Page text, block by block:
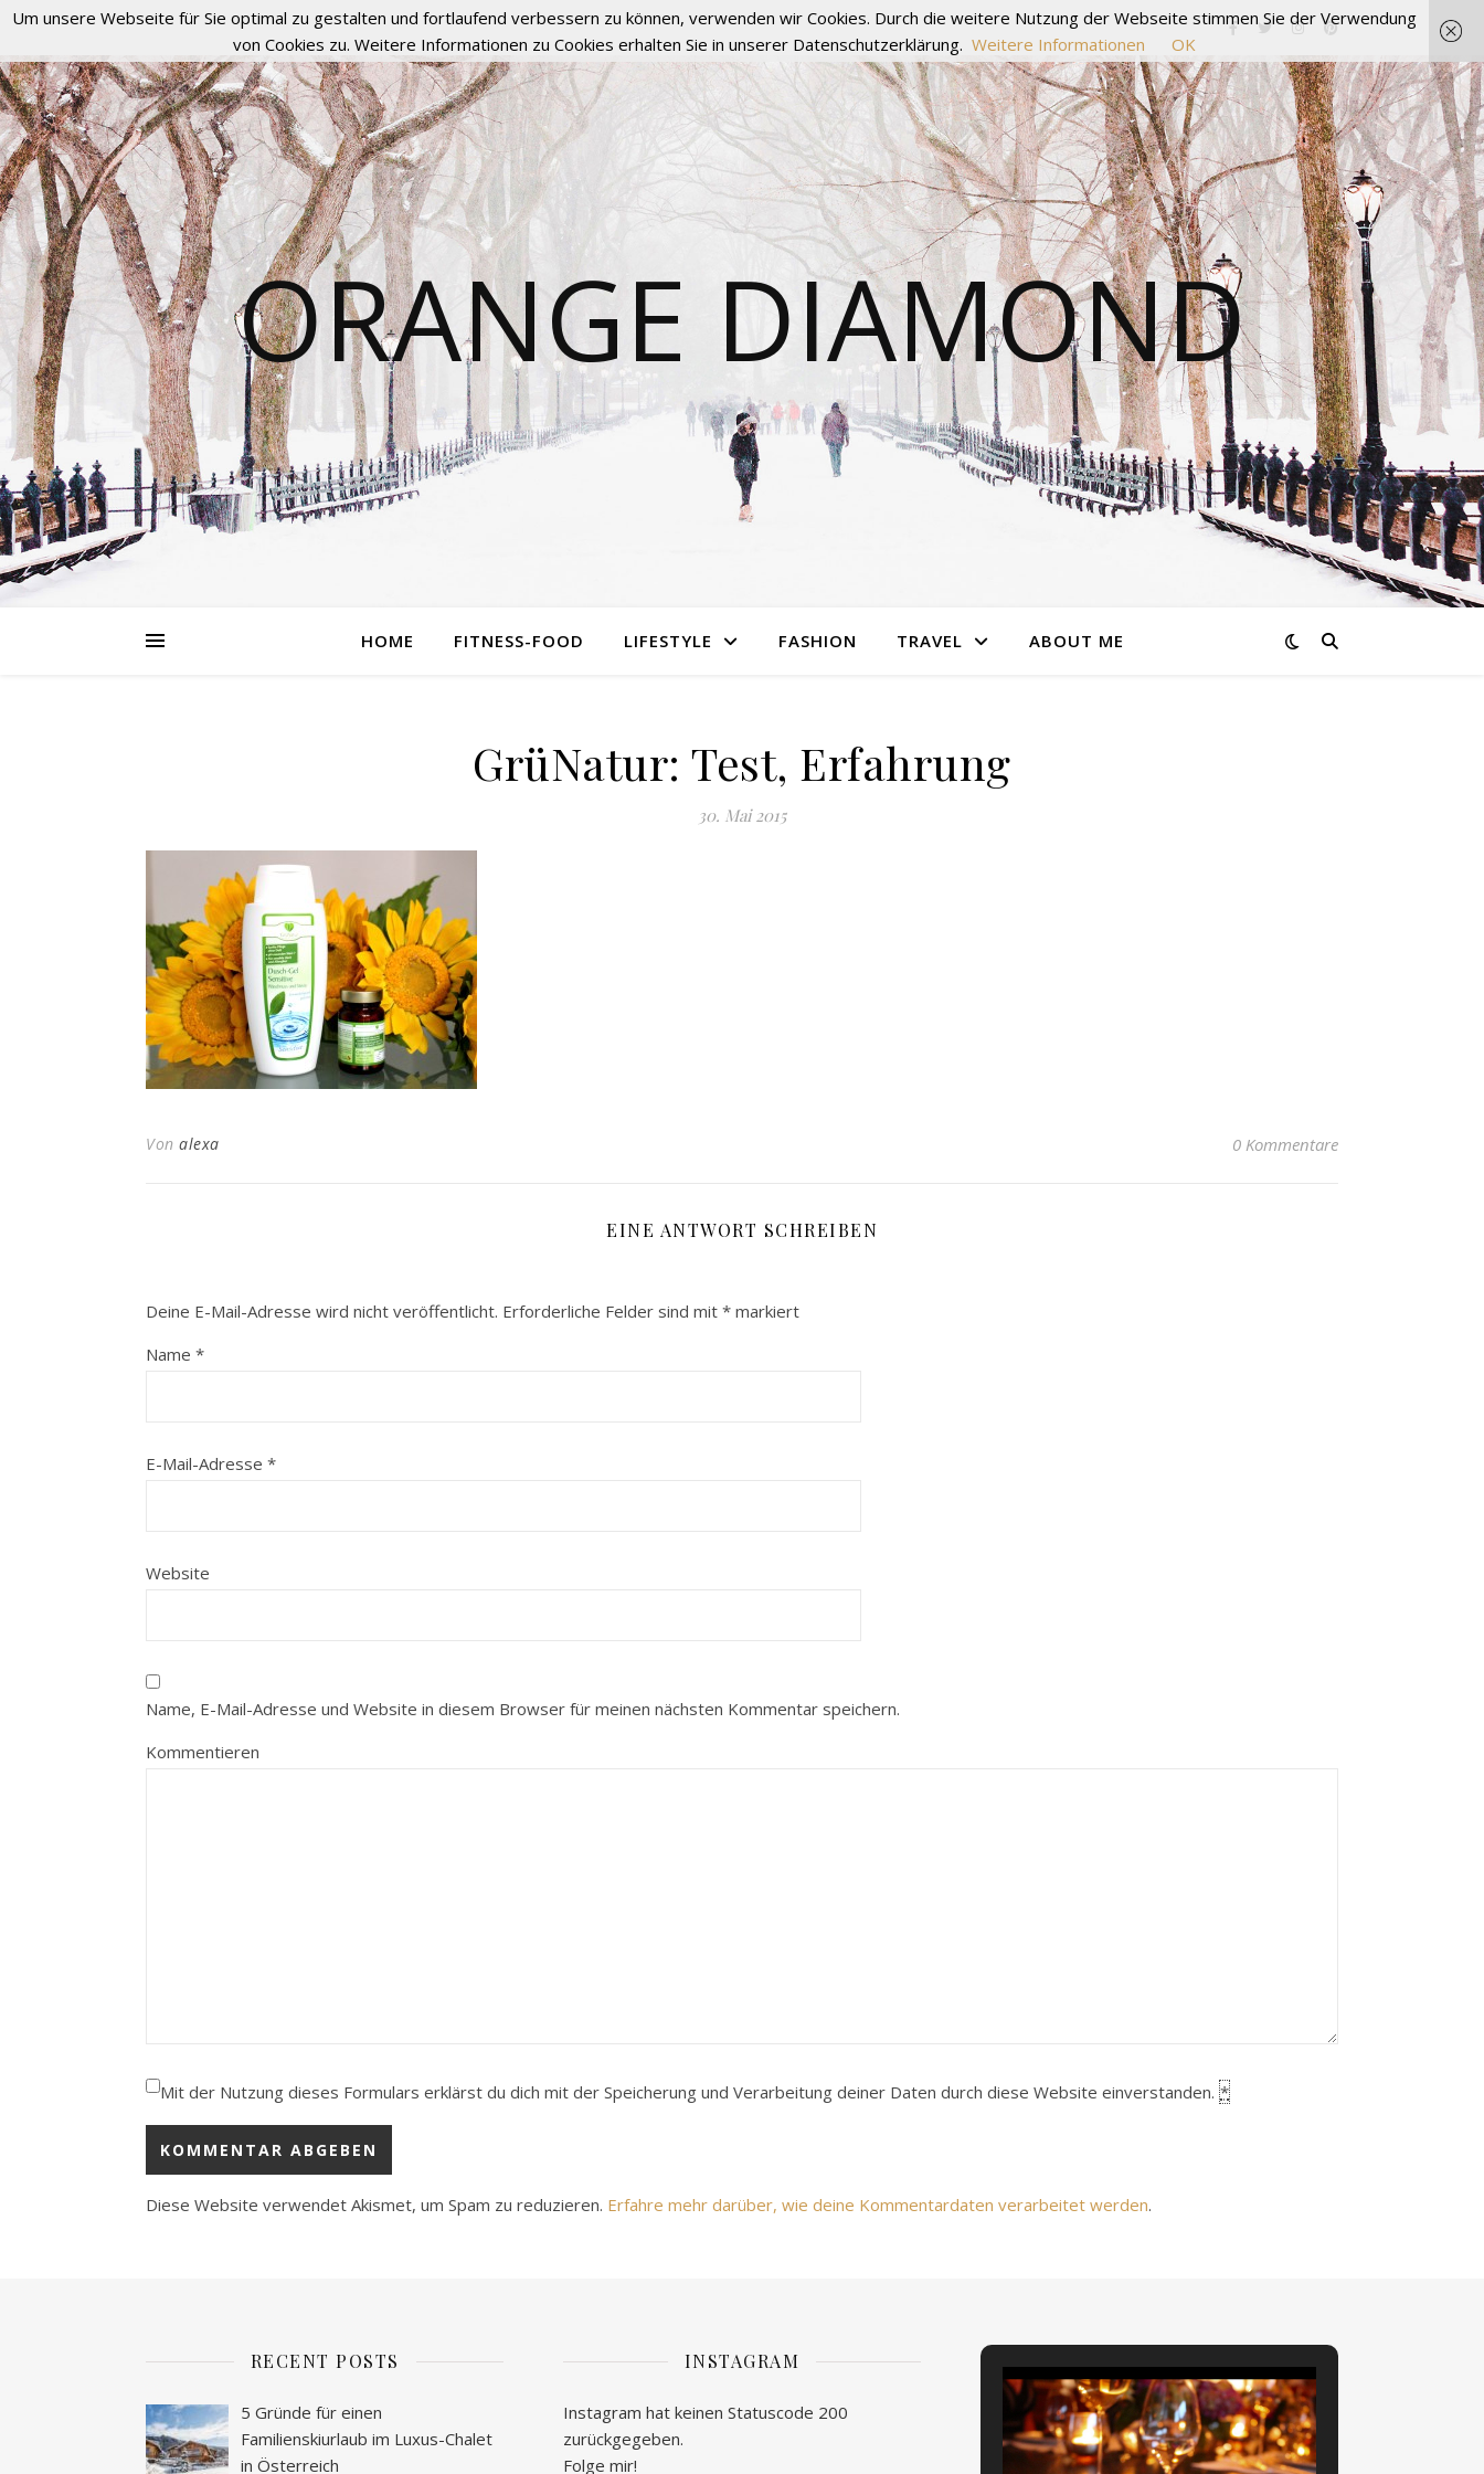
ORANGE DIAMOND
HOME FITNESS-FOOD LIFESTYLE FASHION TRAVEL ABOUT ME
GrüNatur: Test, Erfahrung
30. Mai 2015
Von alexa 0 Kommentare
EINE ANTWORT SCHREIBEN
Deine E-Mail-Adresse wird nicht veröffentlicht. Erforderliche Felder sind mit * markiert
Name *
E-Mail-Adresse *
Website
Name, E-Mail-Adresse und Website in diesem Browser für meinen nächsten Kommentar speichern.
Kommentieren
Mit der Nutzung dieses Formulars erklärst du dich mit der Speicherung und Verarbeitung deiner Daten durch diese Website einverstanden. *
Diese Website verwendet Akismet, um Spam zu reduzieren. Erfahre mehr darüber, wie deine Kommentardaten verarbeitet werden.
RECENT POSTS
5 Gründe für einen
Familienskiurlaub im Luxus-Chalet
in Österreich
INSTAGRAM
Instagram hat keinen Statuscode 200
zurückgegeben.
Folge mir!
Um unsere Webseite für Sie optimal zu gestalten und fortlaufend verbessern zu können, verwenden wir Cookies. Durch die weitere Nutzung der Webseite stimmen Sie der Verwendung
von Cookies zu. Weitere Informationen zu Cookies erhalten Sie in unserer Datenschutzerklärung. Weitere Informationen OK